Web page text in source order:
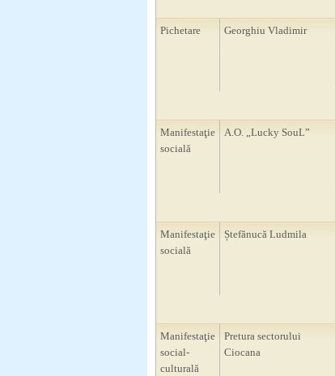
Pichetare Georghiu Vladimir
Manifestaţie
socială
A.O. „Lucky SouL”
Manifestaţie
socială
Ștefănucă Ludmila
Manifestaţie
social-
culturală
Pretura sectorului
Ciocana